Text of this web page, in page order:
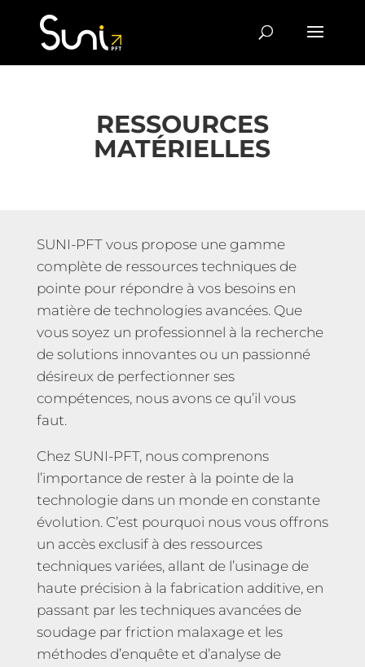
RESSOURCES
MATÉRIELLES
SUNI-PFT vous propose une gamme
complète de ressources techniques de
pointe pour répondre à vos besoins en
matière de technologies avancées. Que
vous soyez un professionnel à la recherche
de solutions innovantes ou un passionné
désireux de perfectionner ses
compétences, nous avons ce qu’il vous
faut.
Chez SUNI-PFT, nous comprenons
l’importance de rester à la pointe de la
technologie dans un monde en constante
évolution. C’est pourquoi nous vous offrons
un accès exclusif à des ressources
techniques variées, allant de l’usinage de
haute précision à la fabrication additive, en
passant par les techniques avancées de
soudage par friction malaxage et les
méthodes d’enquête et d’analyse de